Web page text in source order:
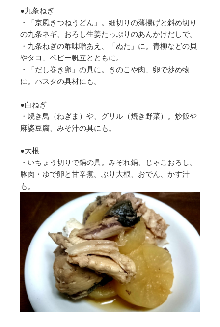
●九条ねぎ
・「京風きつねうどん」。細切りの薄揚げと斜め切り
の九条ネギ、おろし生姜たっぷりのあんかけだしで。
・九条ねぎの酢味噌あえ、「ぬた」に。青柳などの貝
やタコ、ベビー帆立とともに。
・「だし巻き卵」の具に。きのこや肉、卵で炒め物
に。パスタの具材にも。
●白ねぎ
・焼き鳥（ねぎま）や、グリル（焼き野菜）。炒飯や
麻婆豆腐、みそ汁の具にも。
●大根
・いちょう切りで鍋の具。みぞれ鍋、じゃこおろし。
豚肉・ゆで卵と甘辛煮。ぶり大根、おでん、かす汁
も。